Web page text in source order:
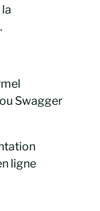
Swagger
ligne